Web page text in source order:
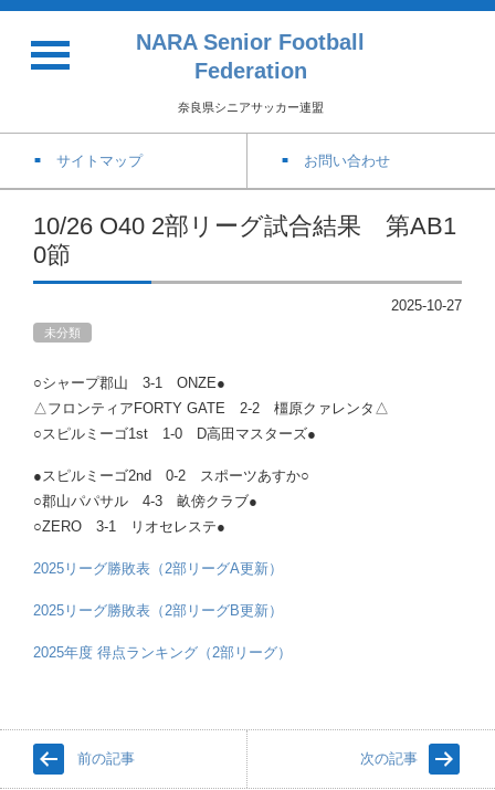
NARA Senior Football
Federation
奈良県シニアサッカー連盟
サイトマップ お問い合わせ
10/26 O40 2部リーグ試合結果 第AB1
0節
2025-10-27
未分類
○シャープ郡山 3-1 ONZE●
△フロンティアFORTY GATE 2-2 橿原クァレンタ△
○スピルミーゴ1st 1-0 D高田マスターズ●
●スピルミーゴ2nd 0-2 スポーツあすか○
○郡山パパサル 4-3 畝傍クラブ●
○ZERO 3-1 リオセレステ●
2025リーグ勝敗表（2部リーグA更新）
2025リーグ勝敗表（2部リーグB更新）
2025年度 得点ランキング（2部リーグ）
前の記事 次の記事